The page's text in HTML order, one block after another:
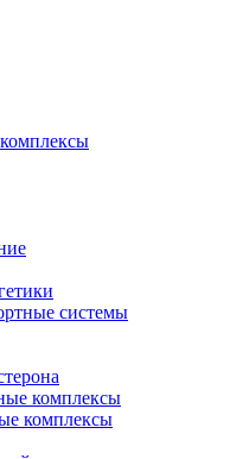
системы
комплексы
комплексы